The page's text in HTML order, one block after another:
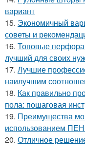
вариант
15. Экономичный
советы и
16. Топовые
лучший для своих
17. Лучшие
наилучшим
18. Как правильно
пола: пошаговая
19. Преимущества
использованием
20. Отличное